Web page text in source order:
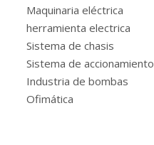
Maquinaria eléctrica
herramienta electrica
Sistema de chasis
Sistema de accionamiento
Industria de bombas
Ofimática